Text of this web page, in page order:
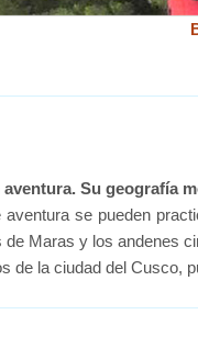
Su geografía
se pueden
Maras y los andenes
de la ciudad del